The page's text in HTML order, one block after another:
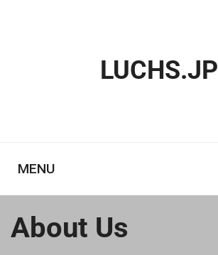
LUCHS.JP
MENU
About Us